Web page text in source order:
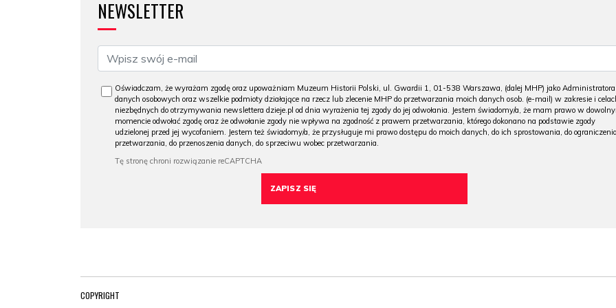
NEWSLETTER
Oświadczam, że wyrażam zgodę oraz upoważniam Muzeum Historii Polski, ul. Gwardii 1, 01-538 Warszawa, (dalej MHP) jako Administratora
danych osobowych oraz wszelkie podmioty działające na rzecz lub zlecenie MHP do przetwarzania moich danych osob. (e-mail) w zakresie i
niezbędnych do otrzymywania newslettera dzieje.pl od dnia wyrażenia tej zgody do jej odwołania. Jestem świadomy/a, że mam prawo w
momencie odwołać zgodę oraz że odwołanie zgody nie wpływa na zgodność z prawem przetwarzania, którego dokonano na podstawie zgody
udzielonej przed jej wycofaniem. Jestem też świadomy/a, że przysługuje mi prawo dostępu do moich danych, do ich sprostowania, do ograniczenia
przetwarzania, do przenoszenia danych, do sprzeciwu wobec przetwarzania.
COPYRIGHT